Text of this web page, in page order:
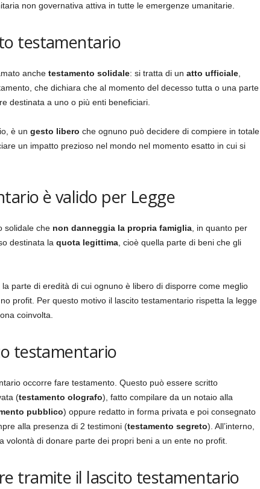
non governativa attiva in tutte le emergenze umanitarie.
testamentario
anchetestamento solidale: si tratta di un atto ufficiale,
che dichiara che al momento del decesso tutta o una parte
destinata a uno o più enti beneficiari.
è un gesto libero che ognuno può decidere di compiere in totale
un impatto prezioso nel mondo nel momento esatto in cui si
è valido per Legge
solidale che non danneggia la propria famiglia, in quanto per
destinata la quota legittima, cioè quella parte di beni che gli
la parte di eredità di cui ognuno è libero di disporre come meglio
profit. Per questo motivo il lascito testamentario rispetta la legge
coinvolta.
testamentario
occorre fare testamento. Questo può essere scritto
(testamento olografo), fatto compilare da un notaio alla
pubblico) oppure redatto in forma privata e poi consegnato
alla presenza di 2 testimoni (testamento segreto). All’interno,
volontà di donare parte dei propri beni a un ente no profit.
tramite il lascito testamentario